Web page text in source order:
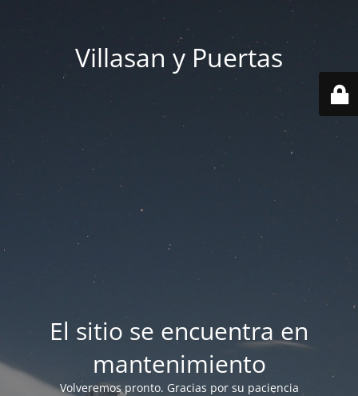
Villasan y Puertas
El sitio se encuentra en
mantenimiento
Volveremos pronto. Gracias por su paciencia